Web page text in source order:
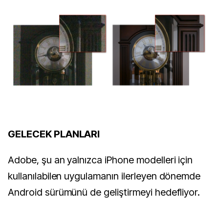
GELECEK PLANLARI
Adobe, şu an yalnızca iPhone modelleri için
kullanılabilen uygulamanın ilerleyen dönemde
Android sürümünü de geliştirmeyi hedefliyor.